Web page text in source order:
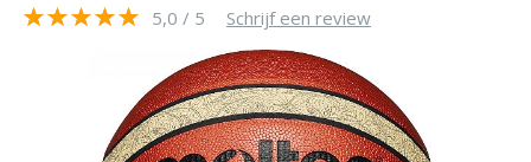
5,0 / 5 Schrijf een review